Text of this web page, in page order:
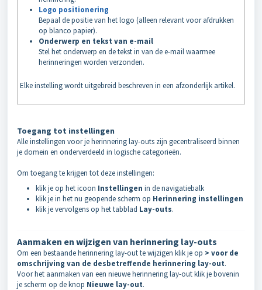
Logo positionering
Bepaal de positie van het logo (alleen relevant voor afdrukken
op blanco papier).
Onderwerp en tekst van e-mail
Stel het onderwerp en de tekst in van de e-mail waarmee
herinneringen worden verzonden.
Elke instelling wordt uitgebreid beschreven in een afzonderlijk artikel.
Toegang tot instellingen
Alle instellingen voor je herinnering lay-outs zijn gecentraliseerd binnen
je domein en onderverdeeld in logische categorieën.
Om toegang te krijgen tot deze instellingen:
klik je op het icoon Instellingen in de navigatiebalk
klik je in het nu geopende scherm op Herinnering instellingen
klik je vervolgens op het tabblad Lay-outs.
Aanmaken en wijzigen van herinnering lay-outs
Om een bestaande herinnering lay-out te wijzigen klik je op > voor de
omschrijving van de desbetreffende herinnering lay-out.
Voor het aanmaken van een nieuwe herinnering lay-out klik je bovenin
je scherm op de knop Nieuwe lay-out.